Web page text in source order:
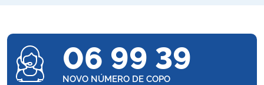
06 99 39
NOVO NÚMERO DE COPO